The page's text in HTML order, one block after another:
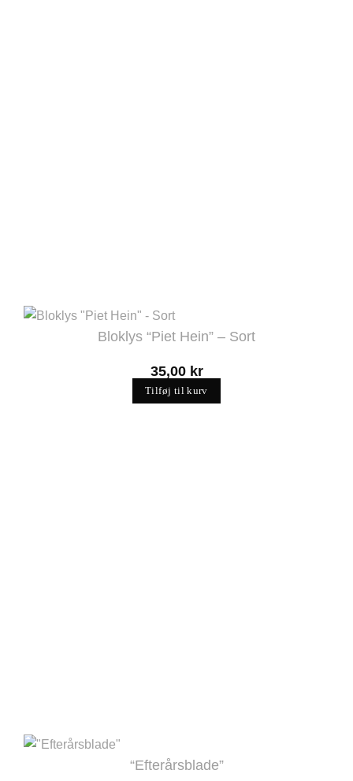
Bloklys “Piet Hein” – Sort
35,00 kr
Tilføj til kurv
“Efterårsblade”